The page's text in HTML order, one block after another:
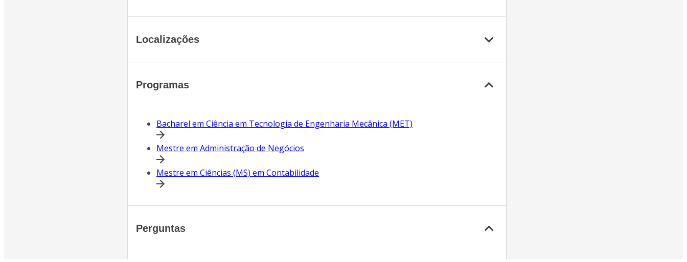
Localizações
Programas
Bacharel em Ciência em Tecnologia de Engenharia Mecânica (MET)
Mestre em Administração de Negócios
Mestre em Ciências (MS) em Contabilidade
Perguntas